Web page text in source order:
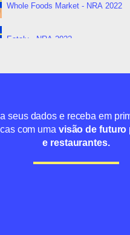
Whole Foods Market - NRA 2022
Eataly - NRA 2022
Amazon Go - NRA 2022
seus dados e receba em
com uma visão de futuro
e restaurantes.